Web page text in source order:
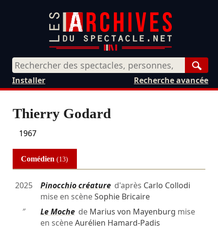
Recherche avancée
Installer
Thierry Godard
1967
Comédien(13)
2025 Pinocchio créatured'après Carlo Collodi
mise en scèneSophie Bricaire
″
Le Mochede Marius von Mayenburg mise
en scèneAurélien Hamard-Padis